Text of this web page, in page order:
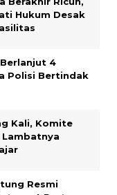
Hukum Desak
Berlanjut 4
Polisi Bertindak
Kali, Komite
Lambatnya
Resmi